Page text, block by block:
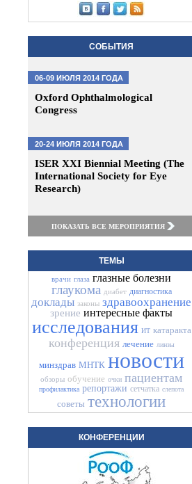
СОБЫТИЯ
06-09 ИЮЛЯ 2014 ГОДА
Oxford Ophthalmological
Congress
20-24 ИЮЛЯ 2014 ГОДА
ISER XXI Biennial Meeting (The
International Society for Eye
Research)
ПОКАЗАТЬ ВСЕ МЕРОПРИЯТИЯ
ТЕМЫ
врачи глаза глазные болезни
глаукома диабет диагностика
доклады законы здравоохранение
зрение интересные факты
исследования ИТ катаракта
конференция лечение линзы
минздрав МНТК новости
обзоры обучение очки пациентам
профилактика репортажи сетчатка слепота
советы технологии
КОНФЕРЕНЦИИ